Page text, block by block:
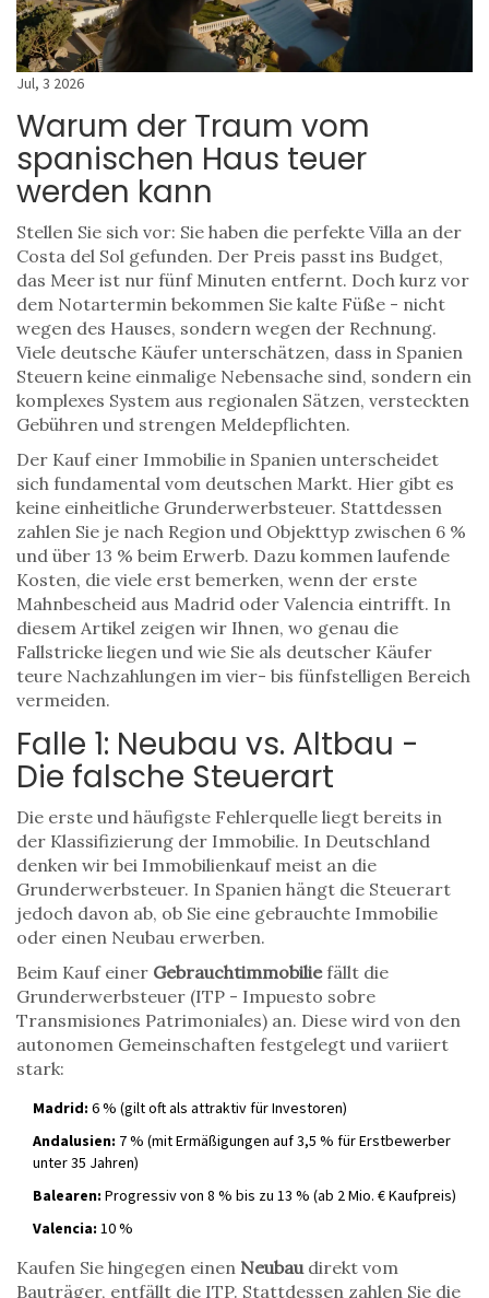
Jul, 3 2026
Warum der Traum vom
spanischen Haus teuer
werden kann
Stellen Sie sich vor: Sie haben die perfekte Villa an der
Costa del Sol gefunden. Der Preis passt ins Budget,
das Meer ist nur fünf Minuten entfernt. Doch kurz vor
dem Notartermin bekommen Sie kalte Füße - nicht
wegen des Hauses, sondern wegen der Rechnung.
Viele deutsche Käufer unterschätzen, dass in Spanien
Steuern keine einmalige Nebensache sind, sondern ein
komplexes System aus regionalen Sätzen, versteckten
Gebühren und strengen Meldepflichten.
Der Kauf einer Immobilie in Spanien unterscheidet
sich fundamental vom deutschen Markt. Hier gibt es
keine einheitliche Grunderwerbsteuer. Stattdessen
zahlen Sie je nach Region und Objekttyp zwischen 6 %
und über 13 % beim Erwerb. Dazu kommen laufende
Kosten, die viele erst bemerken, wenn der erste
Mahnbescheid aus Madrid oder Valencia eintrifft. In
diesem Artikel zeigen wir Ihnen, wo genau die
Fallstricke liegen und wie Sie als deutscher Käufer
teure Nachzahlungen im vier- bis fünfstelligen Bereich
vermeiden.
Falle 1: Neubau vs. Altbau -
Die falsche Steuerart
Die erste und häufigste Fehlerquelle liegt bereits in
der Klassifizierung der Immobilie. In Deutschland
denken wir bei Immobilienkauf meist an die
Grunderwerbsteuer. In Spanien hängt die Steuerart
jedoch davon ab, ob Sie eine gebrauchte Immobilie
oder einen Neubau erwerben.
Beim Kauf einer Gebrauchtimmobiliefällt die
Grunderwerbsteuer (ITP - Impuesto sobre
Transmisiones Patrimoniales) an. Diese wird von den
autonomen Gemeinschaften festgelegt und variiert
stark:
Madrid: 6 % (gilt oft als attraktiv für Investoren)
Andalusien: 7 % (mit Ermäßigungen auf 3,5 % für Erstbewerber
unter 35 Jahren)
Balearen: Progressiv von 8 % bis zu 13 % (ab 2 Mio. € Kaufpreis)
Valencia: 10 %
Kaufen Sie hingegen einen Neubaudirekt vom
Bauträger, entfällt die ITP. Stattdessen zahlen Sie die